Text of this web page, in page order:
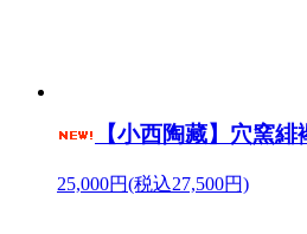
【小西陶藏】穴窯
25,000円(税込27,500円)